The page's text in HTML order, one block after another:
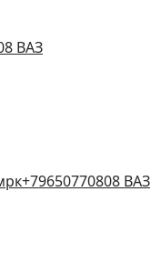
ВАЗ
+79650770808 ВАЗ